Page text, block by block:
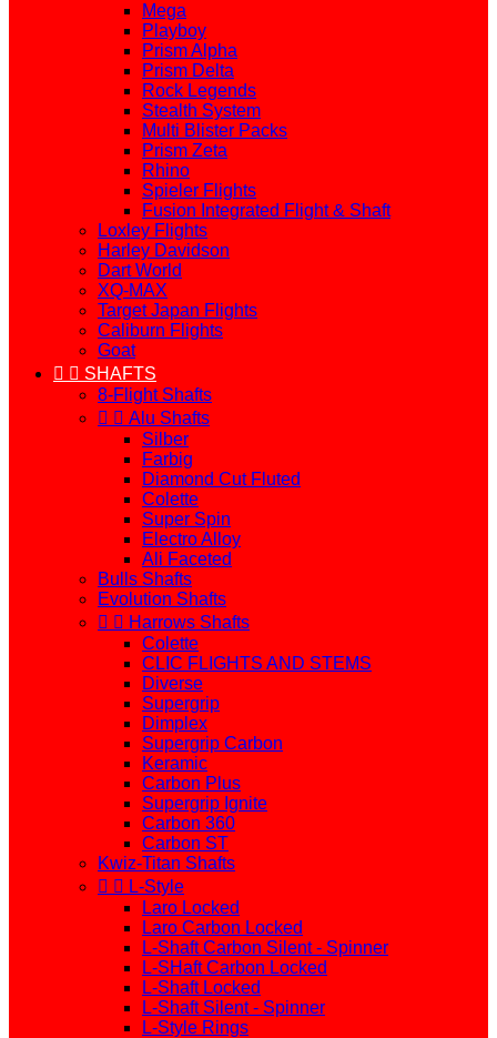
Mega
Playboy
Prism Alpha
Prism Delta
Rock Legends
Stealth System
Multi Blister Packs
Prism Zeta
Rhino
Spieler Flights
Fusion Integrated Flight & Shaft
Loxley Flights
Harley Davidson
Dart World
XQ-MAX
Target Japan Flights
Caliburn Flights
Goat
  SHAFTS
8-Flight Shafts
  Alu Shafts
Silber
Farbig
Diamond Cut Fluted
Colette
Super Spin
Electro Alloy
Ali Faceted
Bulls Shafts
Evolution Shafts
  Harrows Shafts
Colette
CLIC FLIGHTS AND STEMS
Diverse
Supergrip
Dimplex
Supergrip Carbon
Keramic
Carbon Plus
Supergrip Ignite
Carbon 360
Carbon ST
Kwiz-Titan Shafts
  L-Style
Laro Locked
Laro Carbon Locked
L-Shaft Carbon Silent - Spinner
L-SHaft Carbon Locked
L-Shaft Locked
L-Shaft Silent - Spinner
L-Style Rings